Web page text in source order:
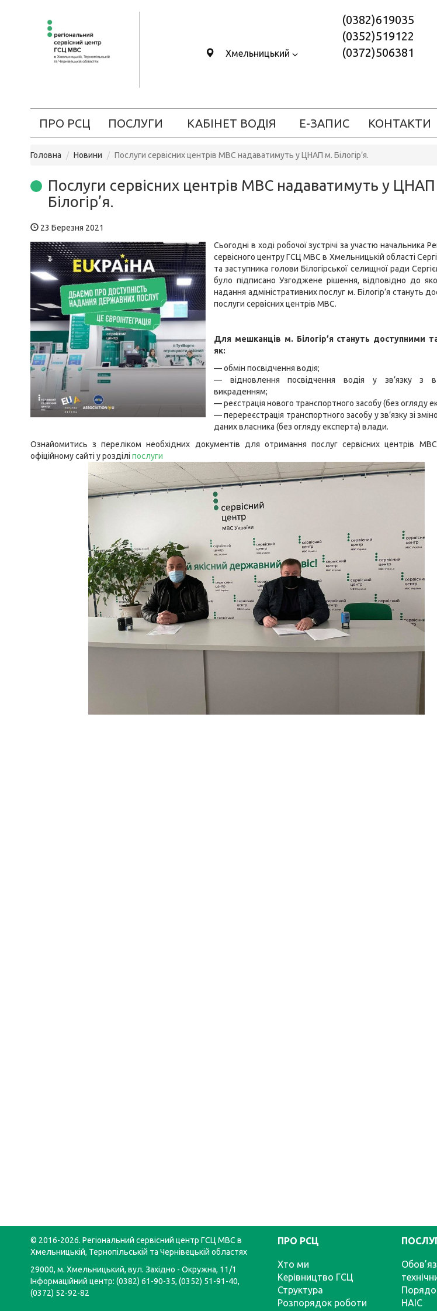
Хмельницький
(0382)619035
(0352)519122
(0372)506381
ПРО РСЦ ПОСЛУГИ КАБІНЕТ ВОДІЯ Е-ЗАПИС КОНТАКТИ
Головна Новини Послуги сервісних центрів МВС надаватимуть у ЦНАП м. Білогір’я.
Послуги сервісних центрів МВС надаватимуть у
Білогір’я.
23 Березня 2021
Сьогодні в ході робочої зустрічі за участю начальника
сервісного центру ГСЦ МВС в Хмельницькій області
та заступника голови Білогірської селищної ради
було підписано Узгоджене рішення, відповідно до
надання адміністративних послуг м. Білогір’я стануть
послуги сервісних центрів МВС.
Для мешканців м. Білогір’я стануть доступними
як:
— обмін посвідчення водія;
— відновлення посвідчення водія у зв’язку з
викраденням;
— реєстрація нового транспортного засобу (без огляду
— перереєстрація транспортного засобу у зв’язку зі
даних власника (без огляду експерта) влади.
Ознайомитись з переліком необхідних документів для отримання послуг сервісних центрів
офіційному сайті у розділі послуги
© 2016-2026. Регіональний сервісний центр ГСЦ МВС в
Хмельницькій, Тернопільській та Чернівецькій областях
29000, м. Хмельницький, вул. Західно - Окружна, 11/1
Інформаційний центр: (0382) 61-90-35, (0352) 51-91-40,
(0372) 52-92-82
ПРО РСЦ
Хто ми
Керівництво ГСЦ
Структура
Розпорядок роботи
НАІС